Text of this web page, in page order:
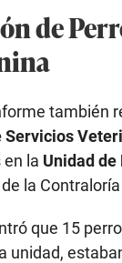
de
también
Servicios
la Unidad
la
que 15
unidad,